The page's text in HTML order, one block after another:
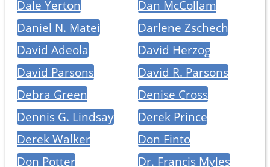
Dale Yerton
Dan McCollam
Daniel N. Matei
Darlene Zschech
David Adeola
David Herzog
David Parsons
David R. Parsons
Debra Green
Denise Cross
Dennis G. Lindsay
Derek Prince
Derek Walker
Don Finto
Don Potter
Dr. Francis Myles